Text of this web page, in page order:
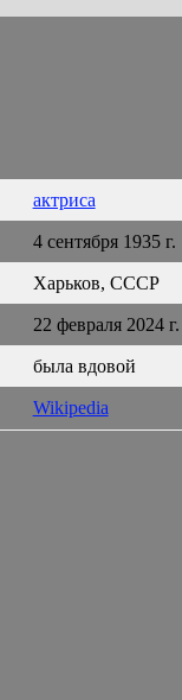
актриса
4 сентября 1935 г.
Харьков, СССР
22 февраля 2024 г.
была вдовой
Wikipedia